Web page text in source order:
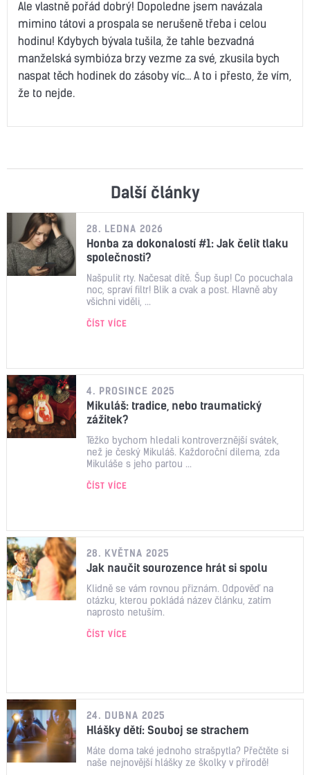
Ale vlastně pořád dobrý! Dopoledne jsem navázala
mimino tátovi a prospala se nerušeně třeba i celou
hodinu! Kdybych bývala tušila, že tahle bezvadná
manželská symbióza brzy vezme za své, zkusila bych
naspat těch hodinek do zásoby víc… A to i přesto, že vím,
že to nejde.
Další články
28. LEDNA 2026
Honba za dokonalostí #1: Jak čelit tlaku
společnosti?
Našpulit rty. Načesat dítě. Šup šup! Co pocuchala
noc, spraví filtr! Blik a cvak a post. Hlavně aby
všichni viděli, ...
ČÍST VÍCE
4. PROSINCE 2025
Mikuláš: tradice, nebo traumatický
zážitek?
Těžko bychom hledali kontroverznější svátek,
než je český Mikuláš. Každoroční dilema, zda
Mikuláše s jeho partou ...
ČÍST VÍCE
28. KVĚTNA 2025
Jak naučit sourozence hrát si spolu
Klidně se vám rovnou přiznám. Odpověď na
otázku, kterou pokládá název článku, zatím
naprosto netuším.
ČÍST VÍCE
24. DUBNA 2025
Hlášky dětí: Souboj se strachem
Máte doma také jednoho strašpytla? Přečtěte si
naše nejnovější hlášky ze školky v přírodě!